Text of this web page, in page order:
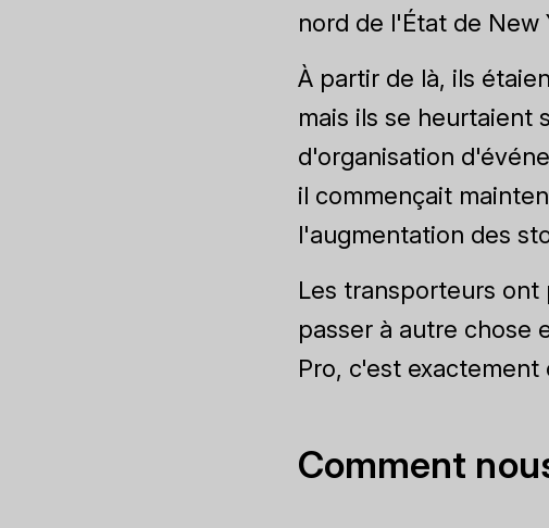
nord de l'État de New
À partir de là, ils
mais ils se heurtaient
d'organisation
il commençait
l'augmentation des
Les transporteurs ont
passer à autre chose
Pro, c'est
Comment